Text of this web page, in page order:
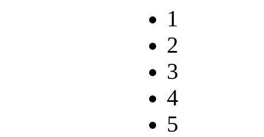
1
2
3
4
5